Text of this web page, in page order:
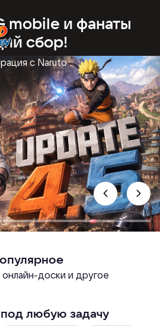
mobile и фанаты
сбор!
с Naruto
доски и другое
любую задачу